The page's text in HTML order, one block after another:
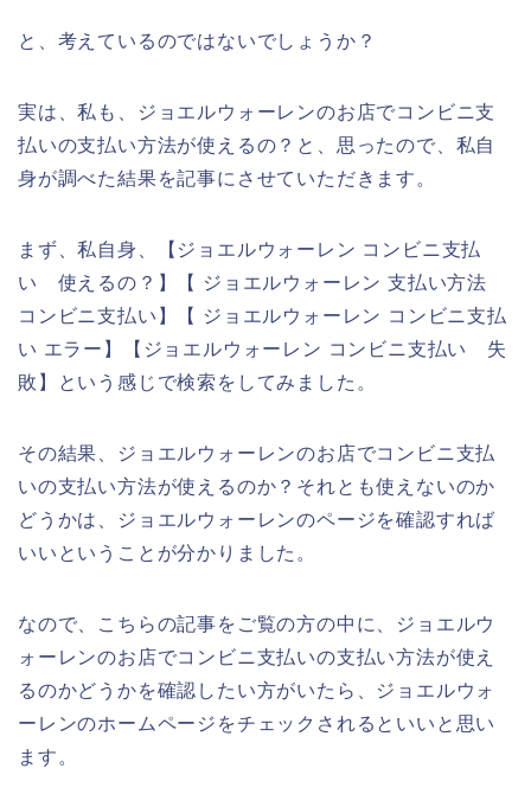
と、考えているのではないでしょうか？
実は、私も、ジョエルウォーレンのお店でコンビニ支
払いの支払い方法が使えるの？と、思ったので、私自
身が調べた結果を記事にさせていただきます。
まず、私自身、【ジョエルウォーレン コンビニ支払
い 使えるの？】【 ジョエルウォーレン 支払い方法
コンビニ支払い】【 ジョエルウォーレン コンビニ支払
い エラー】【ジョエルウォーレン コンビニ支払い 失
敗】という感じで検索をしてみました。
その結果、ジョエルウォーレンのお店でコンビニ支払
いの支払い方法が使えるのか？それとも使えないのか
どうかは、ジョエルウォーレンのページを確認すれば
いいということが分かりました。
なので、こちらの記事をご覧の方の中に、ジョエルウ
ォーレンのお店でコンビニ支払いの支払い方法が使え
るのかどうかを確認したい方がいたら、ジョエルウォ
ーレンのホームページをチェックされるといいと思い
ます。